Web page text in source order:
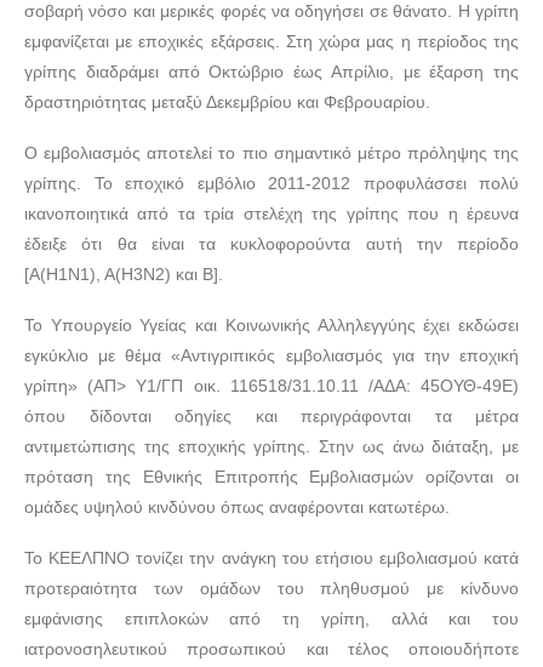
σοβαρή νόσο και μερικές φορές να οδηγήσει σε θάνατο. Η γρίπη
εμφανίζεται με εποχικές εξάρσεις. Στη χώρα μας η περίοδος της
γρίπης διαδράμει από Οκτώβριο έως Απρίλιο, με έξαρση της
δραστηριότητας μεταξύ Δεκεμβρίου και Φεβρουαρίου.
Ο εμβολιασμός αποτελεί το πιο σημαντικό μέτρο πρόληψης της
γρίπης. Το εποχικό εμβόλιο 2011-2012 προφυλάσσει πολύ
ικανοποιητικά από τα τρία στελέχη της γρίπης που η έρευνα
έδειξε ότι θα είναι τα κυκλοφορούντα αυτή την περίοδο
[Α(Η1Ν1), Α(Η3Ν2) και Β].
To Yπουργείο Υγείας και Κοινωνικής Αλληλεγγύης έχει εκδώσει
εγκύκλιο με θέμα «Αντιγριπικός εμβολιασμός για την εποχική
γρίπη» (ΑΠ> Υ1/ΓΠ οικ. 116518/31.10.11 /ΑΔΑ: 45ΟΥΘ-49Ε)
όπου δίδονται οδηγίες και περιγράφονται τα μέτρα
αντιμετώπισης της εποχικής γρίπης. Στην ως άνω διάταξη, με
πρόταση της Εθνικής Επιτροπής Εμβολιασμών ορίζονται οι
ομάδες υψηλού κινδύνου όπως αναφέρονται κατωτέρω.
Το ΚΕΕΛΠΝΟ τονίζει την ανάγκη του ετήσιου εμβολιασμού κατά
προτεραιότητα των ομάδων του πληθυσμού με κίνδυνο
εμφάνισης επιπλοκών από τη γρίπη, αλλά και του
ιατρονοσηλευτικού προσωπικού και τέλος οποιουδήποτε